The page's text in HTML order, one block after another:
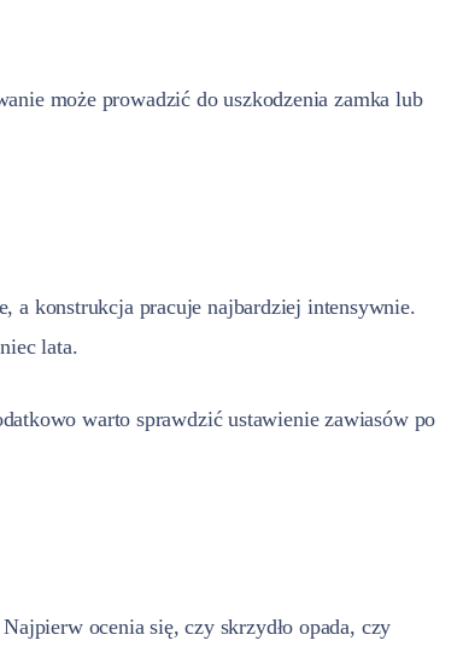
może prowadzić do uszkodzenia zamka lub
a konstrukcja pracuje najbardziej intensywnie.
lata.
warto sprawdzić ustawienie zawiasów po
ocenia się, czy skrzydło opada, czy